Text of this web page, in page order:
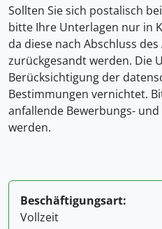
Sollten Sie sich postalisch
bitte Ihre Unterlagen nur in
da diese nach Abschluss
zurückgesandt werden. Die
Berücksichtigung der
Bestimmungen vernichtet.
anfallende Bewerbungs-
werden.
Beschäftigungsart:
Vollzeit